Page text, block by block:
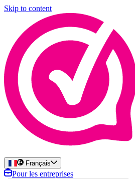
Skip to content
Français
Pour les entreprises